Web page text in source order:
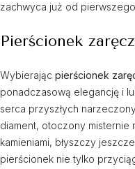
zachwyca już od
Pierścionek
Wybierając pierścionek
ponadczasową elegancję i
serca przyszłych
diament, otoczony misternie
kamieniami, błyszczy
pierścionek nie tylko